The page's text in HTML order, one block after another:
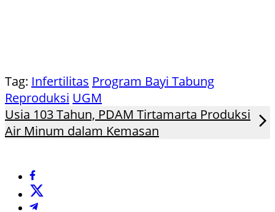
Tag: Infertilitas Program Bayi Tabung
Reproduksi UGM
Usia 103 Tahun, PDAM Tirtamarta Produksi
Air Minum dalam Kemasan